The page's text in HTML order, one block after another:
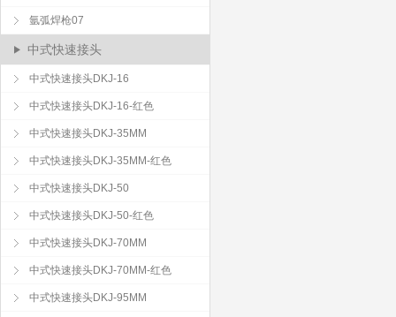
氩弧焊枪07
中式快速接头
中式快速接头DKJ-16
中式快速接头DKJ-16-红色
中式快速接头DKJ-35MM
中式快速接头DKJ-35MM-红色
中式快速接头DKJ-50
中式快速接头DKJ-50-红色
中式快速接头DKJ-70MM
中式快速接头DKJ-70MM-红色
中式快速接头DKJ-95MM